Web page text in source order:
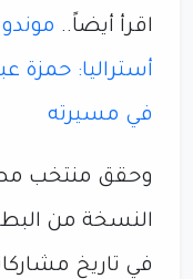
اقرأ أيضاً..
أستراليا: حمزة
في مسيرته
وحقق منتخب
النسخة من
في تاريخ